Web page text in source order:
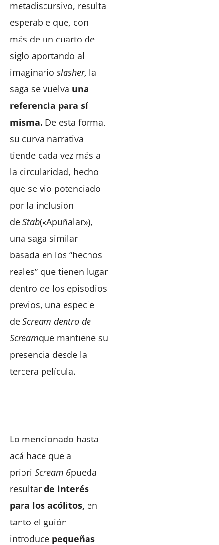
metadiscursivo, resulta
esperable que, con
más de un cuarto de
siglo aportando al
imaginario slasher, la
saga se vuelva una
referencia para sí
misma. De esta forma,
su curva narrativa
tiende cada vez más a
la circularidad, hecho
que se vio potenciado
por la inclusión
de Stab(«Apuñalar»),
una saga similar
basada en los “hechos
reales” que tienen lugar
dentro de los episodios
previos, una especie
de Scream dentro de
Screamque mantiene su
presencia desde la
tercera película.
Lo mencionado hasta
acá hace que a
priori Scream 6pueda
resultar de interés
para los acólitos, en
tanto el guión
introduce pequeñas